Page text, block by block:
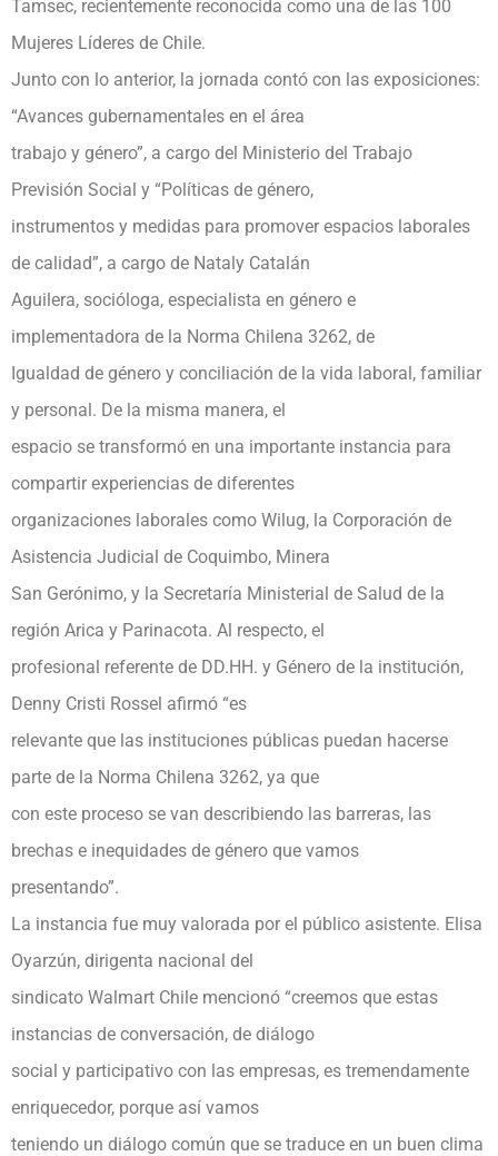
Tamsec, recientemente reconocida como una de las 100
Mujeres Líderes de Chile.
Junto con lo anterior, la jornada contó con las exposiciones:
“Avances gubernamentales en el área
trabajo y género”, a cargo del Ministerio del Trabajo
Previsión Social y “Políticas de género,
instrumentos y medidas para promover espacios laborales
de calidad”, a cargo de Nataly Catalán
Aguilera, socióloga, especialista en género e
implementadora de la Norma Chilena 3262, de
Igualdad de género y conciliación de la vida laboral, familiar
y personal. De la misma manera, el
espacio se transformó en una importante instancia para
compartir experiencias de diferentes
organizaciones laborales como Wilug, la Corporación de
Asistencia Judicial de Coquimbo, Minera
San Gerónimo, y la Secretaría Ministerial de Salud de la
región Arica y Parinacota. Al respecto, el
profesional referente de DD.HH. y Género de la institución,
Denny Cristi Rossel afirmó “es
relevante que las instituciones públicas puedan hacerse
parte de la Norma Chilena 3262, ya que
con este proceso se van describiendo las barreras, las
brechas e inequidades de género que vamos
presentando”.
La instancia fue muy valorada por el público asistente. Elisa
Oyarzún, dirigenta nacional del
sindicato Walmart Chile mencionó “creemos que estas
instancias de conversación, de diálogo
social y participativo con las empresas, es tremendamente
enriquecedor, porque así vamos
teniendo un diálogo común que se traduce en un buen clima